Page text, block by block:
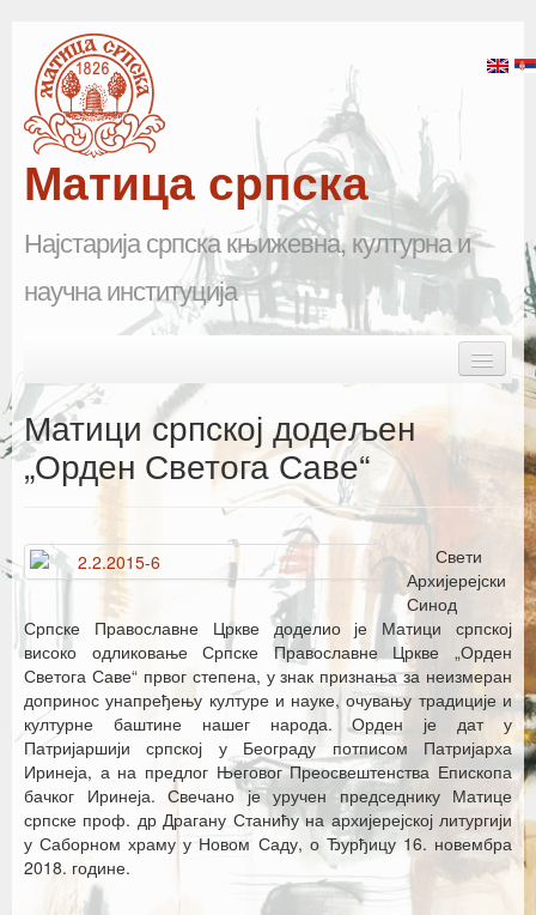
Матица српска
Најстарија српска књижевна, културна и
научна институција
Почетна
Матица српска
Каталог издања
Летопис Матице српске
Гласник Матице српске
Е–издања
Вести
Најаве
Матици српској додељен
„Орден Светога Саве“
Свети
Архијерејски
Синод
Српске Православне Цркве доделио је Матици српској
високо одликовање Српске Православне Цркве „Орден
Светога Саве“ првог степена, у знак признања за неизмеран
допринос унапређењу културе и науке, очувању традиције и
културне баштине нашег народа. Орден је дат у
Патријаршији српској у Београду потписом Патријарха
Иринеја, а на предлог Његовог Преосвештенства Епископа
бачког Иринеја. Свечано је уручен председнику Матице
српске проф. др Драгану Станићу на архијерејској литургији
у Саборном храму у Новом Саду, о Ђурђицу 16. новембра
2018. године.